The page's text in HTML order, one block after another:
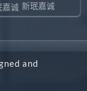
新珉嘉诚
药智通
and